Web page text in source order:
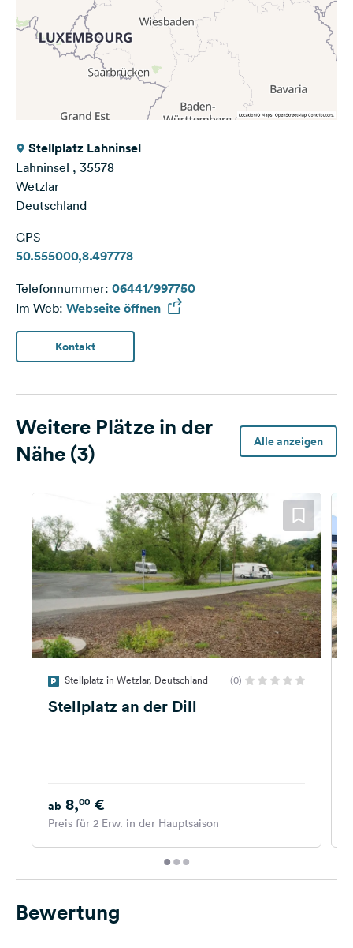
Stellplatz Lahninsel
Lahninsel , 35578
Wetzlar
Deutschland
GPS
50.555000,8.497778
Telefonnummer: 06441/997750
Im Web: Webseite öffnen
Kontakt
Weitere Plätze in der
Nähe (3)
Alle anzeigen
Stellplatz in Wetzlar, Deutschland (0)
Stellplatz an der Dill
ab 8,00 €
Preis für 2 Erw. in der Hauptsaison
Bewertung